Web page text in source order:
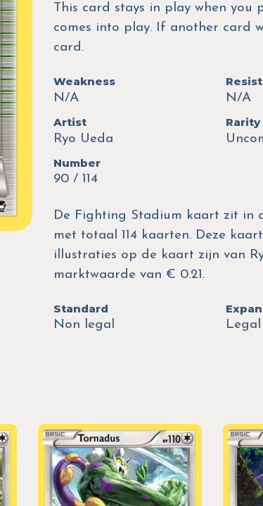
This card stays in play when
comes into play. If another card
card.
Weakness
N/A
N/A
Artist
Ryo Ueda
Rarity
Number
90 / 114
De Fighting Stadium kaart zit in
met totaal 114 kaarten. Deze
illustraties op de kaart zijn van
marktwaarde van € 0.21.
Standard
Non legal
Legal